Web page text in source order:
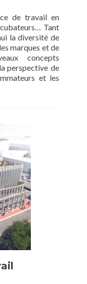
de travail en
Tant
la diversité de
marques et de
concepts
perspective de
et les